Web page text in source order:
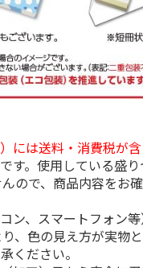
には送料・消費税が含
す。使用している盛
ので、商品内容をお
ン、スマートフォン
、色の見え方が実物
ください。